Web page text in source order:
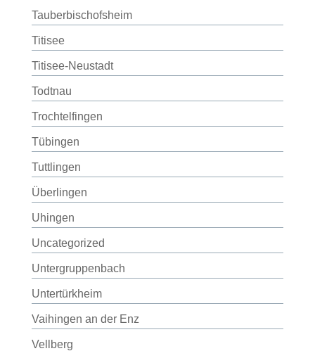
Tauberbischofsheim
Titisee
Titisee-Neustadt
Todtnau
Trochtelfingen
Tübingen
Tuttlingen
Überlingen
Uhingen
Uncategorized
Untergruppenbach
Untertürkheim
Vaihingen an der Enz
Vellberg